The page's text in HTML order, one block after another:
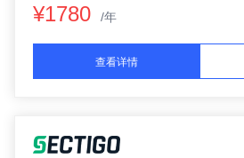
¥1780 /年
查看详情